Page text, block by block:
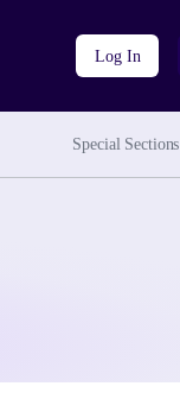
Log In
Special Sections